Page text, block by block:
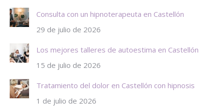
Consulta con un hipnoterapeuta en Castellón
29 de julio de 2026
Los mejores talleres de autoestima en Castellón
15 de julio de 2026
Tratamiento del dolor en Castellón con hipnosis
1 de julio de 2026